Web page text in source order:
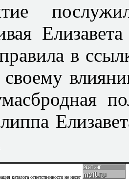
в
каталога ответственности не несет